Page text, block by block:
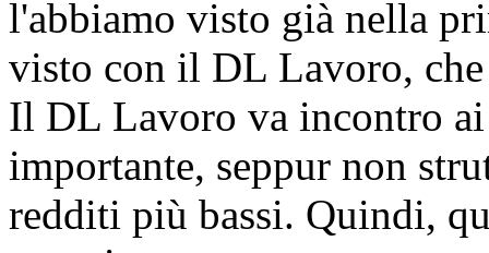
l'abbiamo visto già nella
visto con il DL Lavoro,
Il DL Lavoro va incontro
importante, seppur non
redditi più bassi. Quindi,